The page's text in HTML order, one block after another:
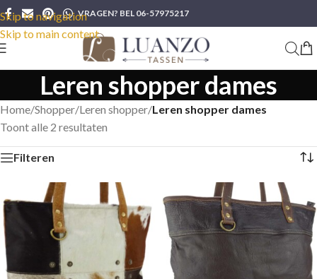
Skip to navigation
Skip to main content
VRAGEN? BEL 06-57975217
Leren shopper dames
Home/Shopper/Leren shopper/Leren shopper dames
Toont alle 2 resultaten
Filteren